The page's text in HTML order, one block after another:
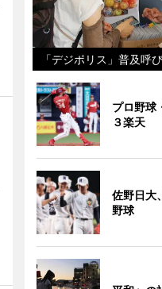
「デジポリス」普及呼
プロ野球
３楽天
佐野日
野球